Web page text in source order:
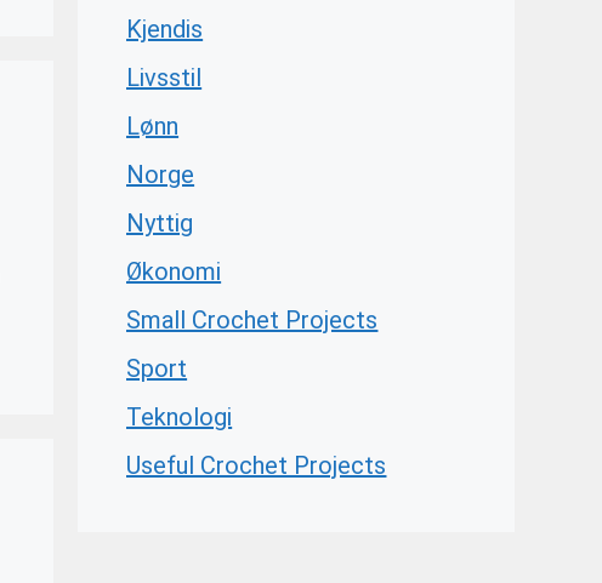
Kjendis
Livsstil
Lønn
Norge
Nyttig
Økonomi
Small Crochet Projects
Sport
Teknologi
Useful Crochet Projects